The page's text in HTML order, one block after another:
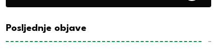
Posljednje objave